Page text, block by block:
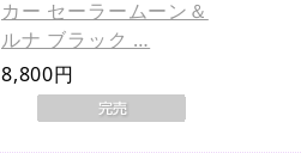
カー セーラームーン＆
ルナ ブラック …
8,800円